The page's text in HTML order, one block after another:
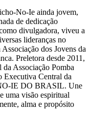
No-Ie ainda jovem,
de dedicação
divulgadora, viveu a
lideranças no
dos Jovens da
Preletora desde 2011,
Associação Pomba
Executiva Central da
IE DO BRASIL. Une
uma visão espiritual
alma e propósito